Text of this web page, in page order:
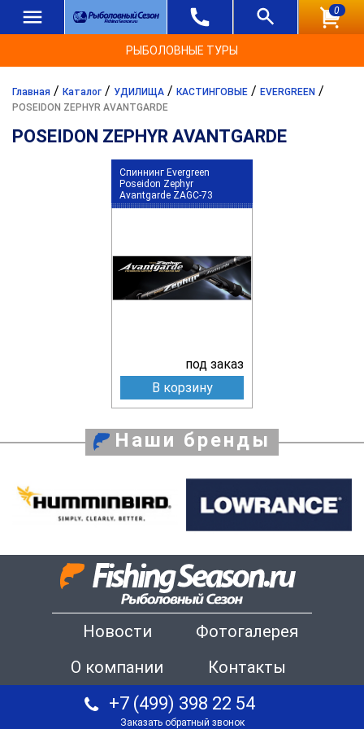
0
РЫБОЛОВНЫЕ ТУРЫ
Главная / Каталог / УДИЛИЩА / КАСТИНГОВЫЕ / EVERGREEN /
POSEIDON ZEPHYR AVANTGARDE
POSEIDON ZEPHYR AVANTGARDE
Спиннинг Evergreen
Poseidon Zephyr
Avantgarde ZAGC-73
под заказ
В корзину
Наши бренды
Новости
Фотогалерея
О компании
Контакты
+7 (499) 398 22 54
Заказать обратный звонок